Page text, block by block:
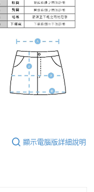
顯示電腦版詳細說明